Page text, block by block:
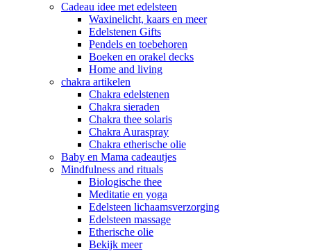
Cadeau idee met edelsteen
Waxinelicht, kaars en meer
Edelstenen Gifts
Pendels en toebehoren
Boeken en orakel decks
Home and living
chakra artikelen
Chakra edelstenen
Chakra sieraden
Chakra thee solaris
Chakra Auraspray
Chakra etherische olie
Baby en Mama cadeautjes
Mindfulness and rituals
Biologische thee
Meditatie en yoga
Edelsteen lichaamsverzorging
Edelsteen massage
Etherische olie
Bekijk meer